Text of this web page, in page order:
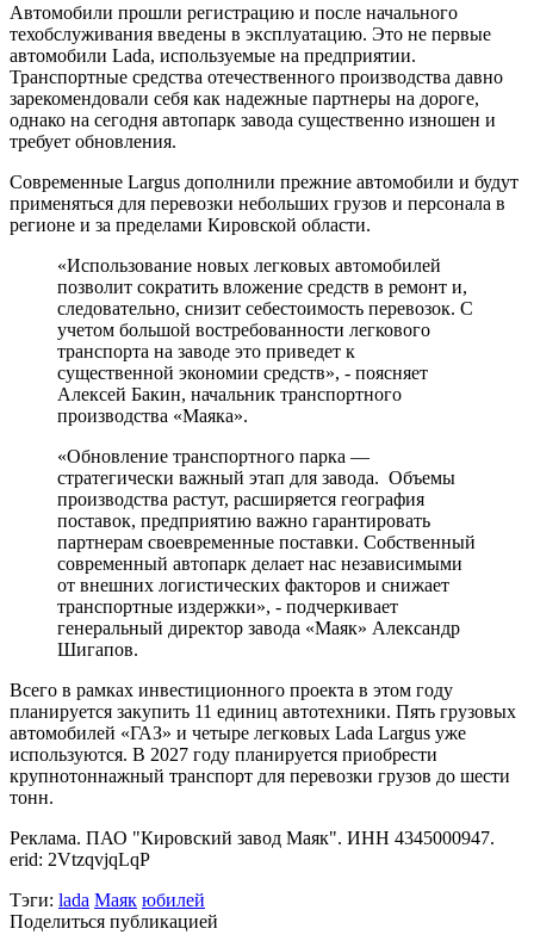
Автомобили прошли регистрацию и после начального
техобслуживания введены в эксплуатацию. Это не первые
автомобили Lada, используемые на предприятии.
Транспортные средства отечественного производства давно
зарекомендовали себя как надежные партнеры на дороге,
однако на сегодня автопарк завода существенно изношен и
требует обновления.
Современные Largus дополнили прежние автомобили и будут
применяться для перевозки небольших грузов и персонала в
регионе и за пределами Кировской области.
«Использование новых легковых автомобилей
позволит сократить вложение средств в ремонт и,
следовательно, снизит себестоимость перевозок. С
учетом большой востребованности легкового
транспорта на заводе это приведет к
существенной экономии средств», - поясняет
Алексей Бакин, начальник транспортного
производства «Маяка».
«Обновление транспортного парка —
стратегически важный этап для завода. Объемы
производства растут, расширяется география
поставок, предприятию важно гарантировать
партнерам своевременные поставки. Собственный
современный автопарк делает нас независимыми
от внешних логистических факторов и снижает
транспортные издержки», - подчеркивает
генеральный директор завода «Маяк» Александр
Шигапов.
Всего в рамках инвестиционного проекта в этом году
планируется закупить 11 единиц автотехники. Пять грузовых
автомобилей «ГАЗ» и четыре легковых Lada Largus уже
используются. В 2027 году планируется приобрести
крупнотоннажный транспорт для перевозки грузов до шести
тонн.
Реклама. ПАО "Кировский завод Маяк". ИНН 4345000947.
erid: 2VtzqvjqLqP
Тэги: lada Маяк юбилей
Поделиться публикацией